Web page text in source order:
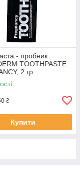
- пробник
TOOTHPASTE
2 гр.
₴
Купити